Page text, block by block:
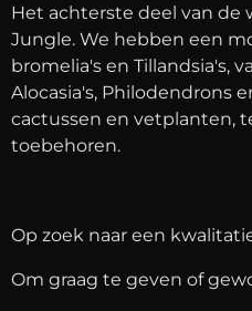
Het achterste deel van de
Jungle. We hebben een
bromelia's en Tillandsia's,
Alocasia's, Philodendrons
cactussen en vetplanten,
toebehoren.
Op zoek naar een
Om graag te geven of